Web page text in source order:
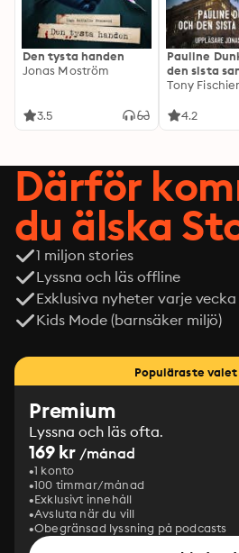
Den tysta handen
Jonas Moström
3.5
Pauline
den sista
Tony Fischier
4.2
Därför
du älska
1 miljon stories
Lyssna och läs offline
Exklusiva nyheter varje vecka
Kids Mode (barnsäker miljö)
Populäraste valet
Premium
Lyssna och läs ofta.
169 kr /månad
1 konto
100 timmar/månad
Exklusivt innehåll
Avsluta när du vill
Obegränsad lyssning på podcasts